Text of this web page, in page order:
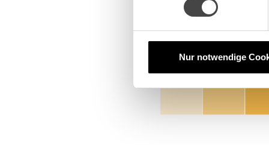
g
Nur notwendige